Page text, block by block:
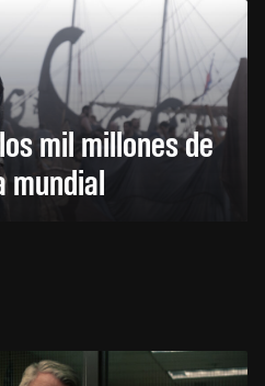
mil millones de
mundial